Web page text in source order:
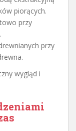
piorących.
przy
przy
wygląd i